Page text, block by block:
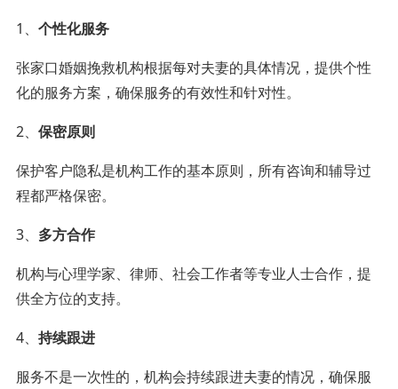
1、 个性化服务
张家口婚姻挽救机构根据每对夫妻的具体情况，提供个性
化的服务方案，确保服务的有效性和针对性。
2、 保密原则
保护客户隐私是机构工作的基本原则，所有咨询和辅导过
程都严格保密。
3、 多方合作
机构与心理学家、律师、社会工作者等专业人士合作，提
供全方位的支持。
4、 持续跟进
服务不是一次性的，机构会持续跟进夫妻的情况，确保服